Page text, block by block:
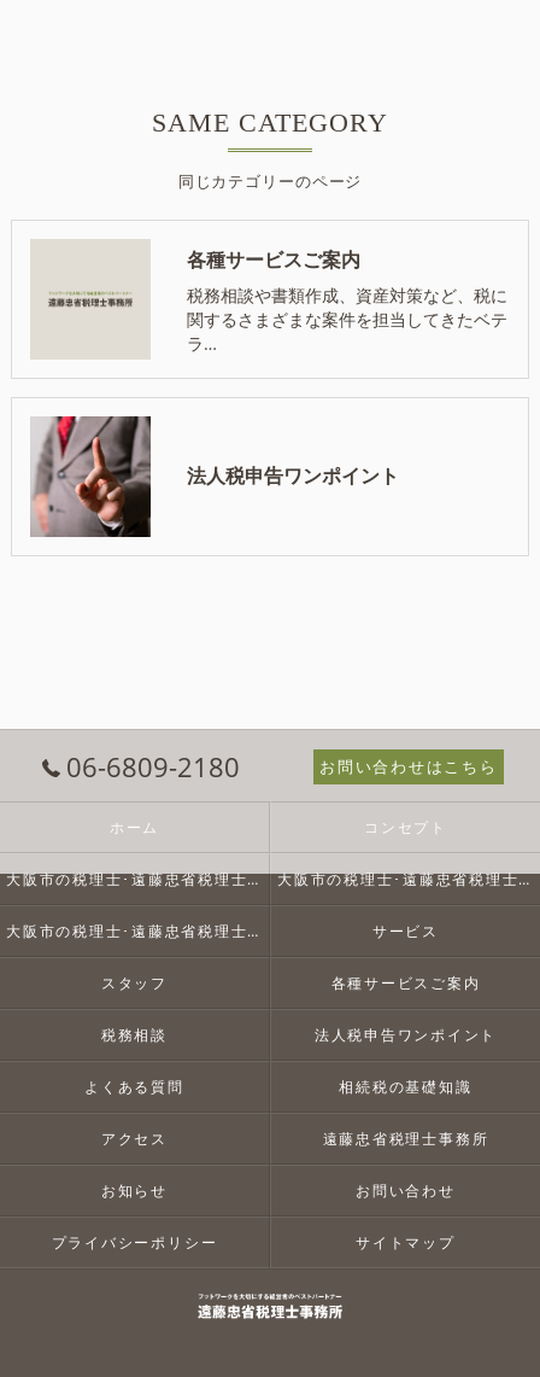
同じカテゴリーのページ
SAME CATEGORY
各種サービスご案内
税務相談や書類作成、資産対策など、税に
関するさまざまな案件を担当してきたベテ
ラ…
法人税申告ワンポイント
06-6809-2180 お問い合わせはこちら
ホーム コンセプト
大阪市の税理士･遠藤忠省税理士事務所の口コミ情報 大阪市の税理士･遠藤忠省税理士事務所の評判
大阪市の税理士･遠藤忠省税理士事務所のお客様の声 サービス
スタッフ 各種サービスご案内
税務相談 法人税申告ワンポイント
よくある質問 相続税の基礎知識
アクセス 遠藤忠省税理士事務所
お知らせ お問い合わせ
プライバシーポリシー サイトマップ